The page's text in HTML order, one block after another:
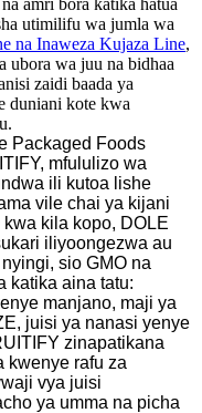
amri bora katika hatua
utimilifu wa jumla wa
na Inaweza Kujaza Line,
ubora wa juu na bidhaa
zaidi baada ya
duniani kote kwa
Packaged Foods
mfululizo wa
ili kutoa lishe
vile chai ya kijani
kila kopo, DOLE
iliyoongezwa au
sio GMO na
katika aina tatu:
manjano, maji ya
juisi ya nanasi yenye
zinapatikana
kwenye rafu za
vya juisi
ya umma na picha